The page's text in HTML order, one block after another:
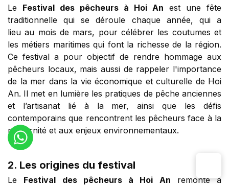
Le Festival des pêcheurs à Hoi An est une fête
traditionnelle qui se déroule chaque année, qui a
lieu au mois de mars, pour célébrer les coutumes et
les métiers maritimes qui font la richesse de la région.
Ce festival a pour objectif de rendre hommage aux
pêcheurs locaux, mais aussi de rappeler l'importance
de la mer dans la vie économique et culturelle de Hoi
An. Il met en lumière les pratiques de pêche anciennes
et l’artisanat lié à la mer, ainsi que les défis
contemporains que rencontrent les pêcheurs face à la
modernité et aux enjeux environnementaux.
2. Les origines du festival
Le Festival des pêcheurs à Hoi An remonte à